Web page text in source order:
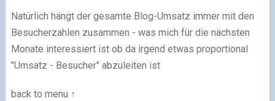
Natürlich hängt der gesamte Blog-Umsatz immer mit den
Besucherzahlen zusammen - was mich für die nächsten
Monate interessiert ist ob da irgend etwas proportional
"Umsatz - Besucher" abzuleiten ist
back to menu ↑